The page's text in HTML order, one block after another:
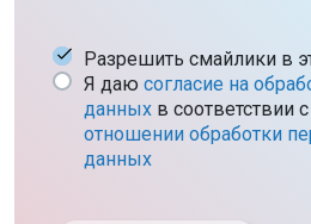
Разрешить смайлики в
Я даю согласие на
данных в соответствии c
отношении обработки
данных